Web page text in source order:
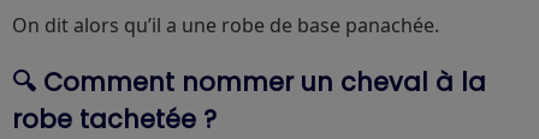
On dit alors qu’il a une robe de base panachée.
🔍 Comment nommer un cheval à la
robe tachetée ?